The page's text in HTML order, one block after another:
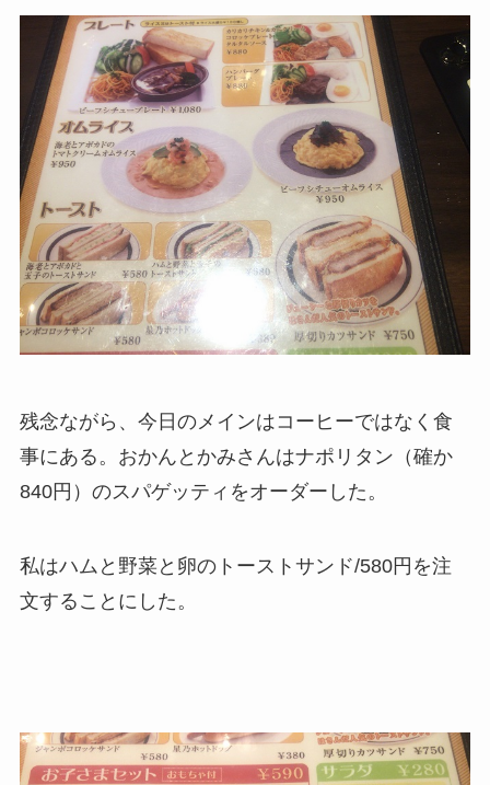
残念ながら、今日のメインはコーヒーではなく食
事にある。おかんとかみさんはナポリタン（確か
840円）のスパゲッティをオーダーした。
私はハムと野菜と卵のトーストサンド/580円を注
文することにした。